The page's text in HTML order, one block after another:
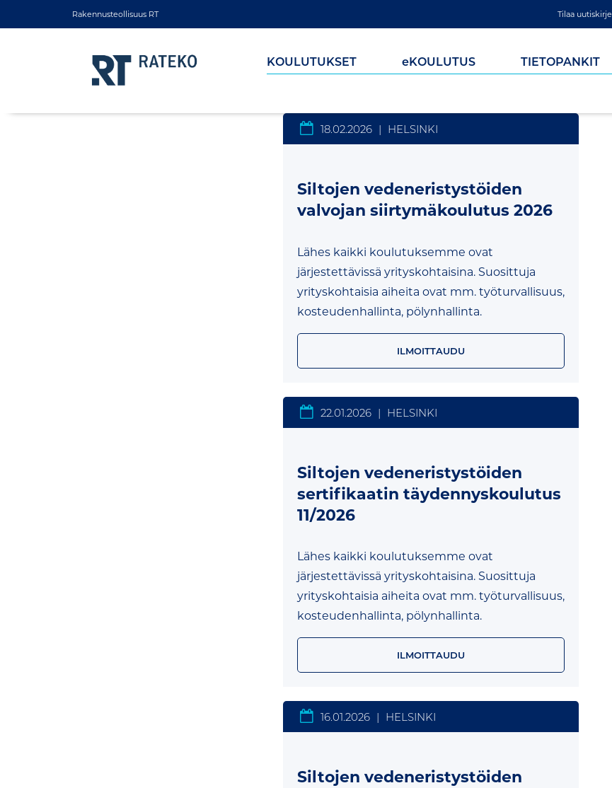
Rakennusteollisuus RT Tilaa uutiskirje
KOULUTUKSET eKOULUTUS TIETOPANKIT
18.02.2026 | HELSINKI
Siltojen vedeneristystöiden
valvojan siirtymäkoulutus 2026
Lähes kaikki koulutuksemme ovat
järjestettävissä yrityskohtaisina. Suosittuja
yrityskohtaisia aiheita ovat mm. työturvallisuus,
kosteudenhallinta, pölynhallinta.
ILMOITTAUDU
22.01.2026 | HELSINKI
Siltojen vedeneristystöiden
sertifikaatin täydennyskoulutus
11/2026
Lähes kaikki koulutuksemme ovat
järjestettävissä yrityskohtaisina. Suosittuja
yrityskohtaisia aiheita ovat mm. työturvallisuus,
kosteudenhallinta, pölynhallinta.
ILMOITTAUDU
16.01.2026 | HELSINKI
Siltojen vedeneristystöiden